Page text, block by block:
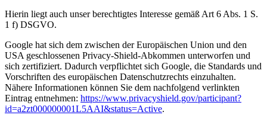
Hierin liegt auch unser berechtigtes Interesse gemäß Art 6 Abs. 1 S.
1 f) DSGVO.
Google hat sich dem zwischen der Europäischen Union und den
USA geschlossenen Privacy-Shield-Abkommen unterworfen und
sich zertifiziert. Dadurch verpflichtet sich Google, die Standards und
Vorschriften des europäischen Datenschutzrechts einzuhalten.
Nähere Informationen können Sie dem nachfolgend verlinkten
Eintrag entnehmen: https://www.privacyshield.gov/participant?
id=a2zt000000001L5AAI&status=Active.